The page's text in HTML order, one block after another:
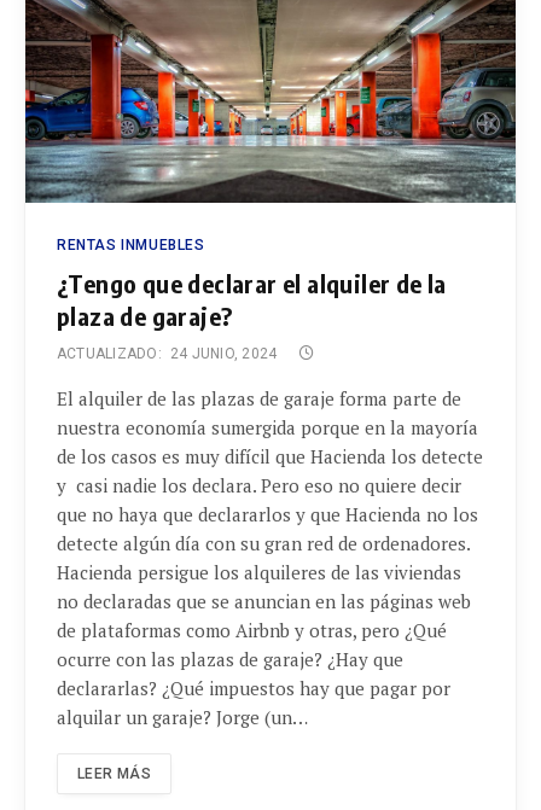
RENTAS INMUEBLES
¿Tengo que declarar el alquiler de la
plaza de garaje?
ACTUALIZADO: 24 JUNIO, 2024
El alquiler de las plazas de garaje forma parte de
nuestra economía sumergida porque en la mayoría
de los casos es muy difícil que Hacienda los detecte
y casi nadie los declara. Pero eso no quiere decir
que no haya que declararlos y que Hacienda no los
detecte algún día con su gran red de ordenadores.
Hacienda persigue los alquileres de las viviendas
no declaradas que se anuncian en las páginas web
de plataformas como Airbnb y otras, pero ¿Qué
ocurre con las plazas de garaje? ¿Hay que
declararlas? ¿Qué impuestos hay que pagar por
alquilar un garaje? Jorge (un…
LEER MÁS